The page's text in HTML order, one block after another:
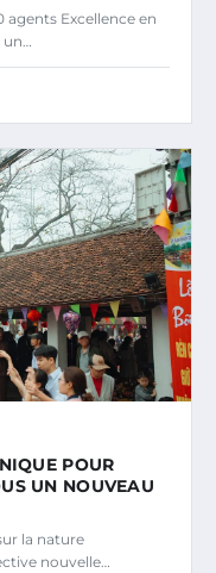
agents Excellence en
un…
POUR
UN NOUVEAU
la nature
nouvelle…